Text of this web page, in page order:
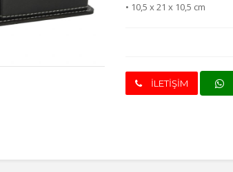
• 10,5 x 21 x 10,5 cm
İLETİŞİM